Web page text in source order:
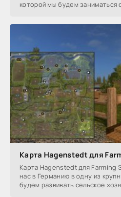
которой мы будем заниматься
Карта Hagenstedt для
Карта Hagenstedt для Farming
нас в Германию в одну из
будем развивать сельское